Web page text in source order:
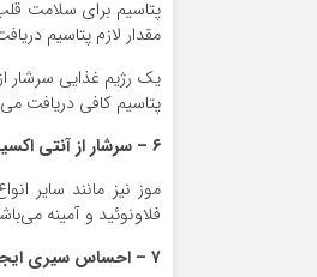
پتاسیم برای سلامت
مقدار لازم پتاسیم دریافت نمی‌کنند.
یک رژیم غذایی سرشار
پتاسیم کافی دریافت می‌کنند، ۲۷% کمتر در معرض خطر ابتلا به
۶ –
سرشار از آنتی
موز نیز مانند سایر
فلاونوئید و آمینه
۷ –
احساس سیری